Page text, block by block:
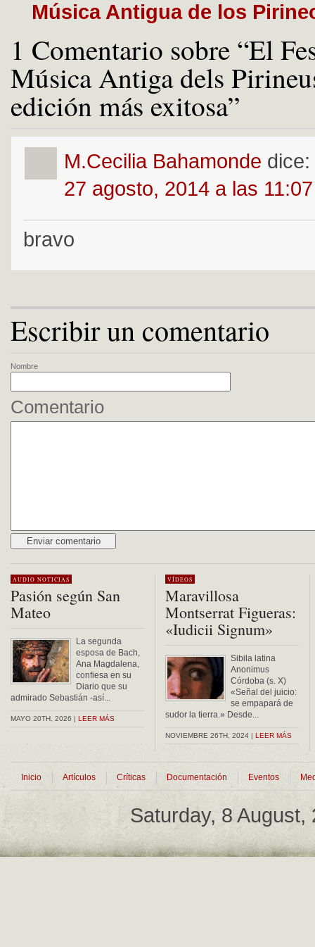
Música Antigua de los
1 Comentario sobre “El
Música Antiga dels
edición más exitosa”
M.Cecilia Bahamonde dice:
27 agosto, 2014 a las
bravo
Escribir un comentario
Nombre
Comentario
AUDIO NOTICIAS
Pasión según San
Mateo
La segunda
esposa de Bach,
Ana Magdalena,
confiesa en su
Diario que su
admirado Sebastián -así...
MAYO 20TH, 2026 | LEER MÁS
VÍDEOS
Maravillosa
Montserrat Figueras:
«Iudicii Signum»
Sibila latina
Anonimus
Córdoba (s. X)
«Señal del juicio:
se empapará de
sudor la tierra.» Desde...
NOVIEMBRE 26TH, 2024 | LEER MÁS
Inicio Artículos Críticas Documentación Eventos
Saturday, 8